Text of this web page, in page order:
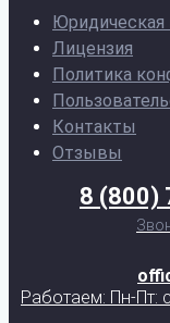
Лицензия
Политика
Контакты
Отзывы
8 (800)
Работаем: Пн-Пт: